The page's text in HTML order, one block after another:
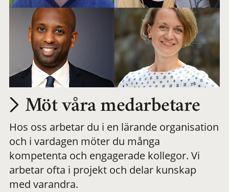
Möt våra medarbetare
Hos oss arbetar du i en lärande organisation
och i vardagen möter du många
kompetenta och engagerade kollegor. Vi
arbetar ofta i projekt och delar kunskap
med varandra.